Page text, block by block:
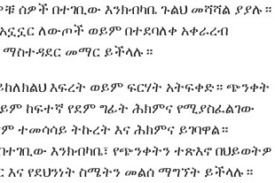
ሰዎች በተገቢው እንክብካቤ ጉልህ መሻሻል ያያሉ።
ለውጦች ወይም በተደባለቀ አቀራረብ
ማስተዳደር መማር ይችላሉ።
እፍረት ወይም ፍርሃት አትፍቀድ። ጭንቀት
ከፍተኛ የደም ግፊት ሕክምና የሚያስፈልገው
ተመሳሳይ ትኩረት እና ሕክምና ይገባዋል።
በተገቢው እንክብካቤ፣ የጭንቀትን ተጽእኖ በህይወትዎ
እና የደህንነት ስሜትን መልሰ ማግኘት ይችላሉ።